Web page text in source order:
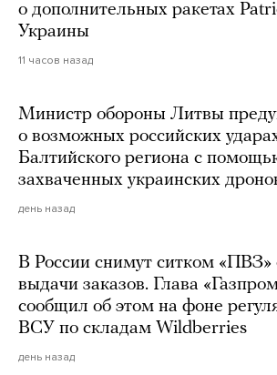
о дополнительных ракетах
Украины
11 часов назад
Министр обороны Литвы
о возможных российских
Балтийского региона с
захваченных украинских
день назад
В России снимут ситком «ПВЗ»
выдачи заказов. Глава
сообщил об этом на фоне
ВСУ по складам Wildberries
день назад